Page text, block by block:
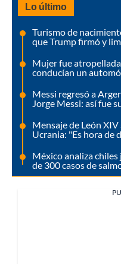
Lo último
Turismo de
que Trump firmó y
Mujer fue
conducían un
Messi regresó a
Jorge Messi: así fue
Mensaje de León
Ucrania: "Es hora de
México analiza
de 300 casos de